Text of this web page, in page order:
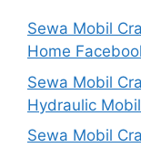
Sewa Mobil
Home
Sewa Mobil
Hydraulic
Sewa Mobil